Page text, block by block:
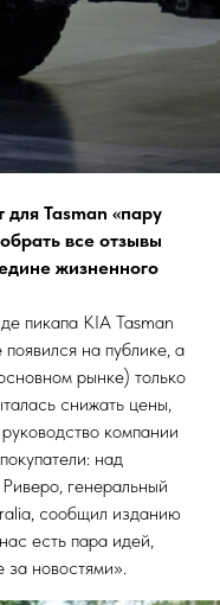
Tasman «пару
все отзывы
жизненного
пикапа KIA Tasman
на публике, а
рынке) только
снижать цены,
компании
над
генеральный
сообщил изданию
есть пара идей,
новостями».